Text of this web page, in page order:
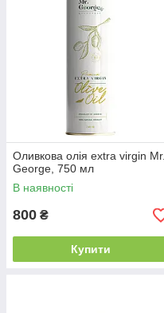
Оливкова олія extra virgin Mr.
George, 750 мл
В наявності
800 ₴
Купити